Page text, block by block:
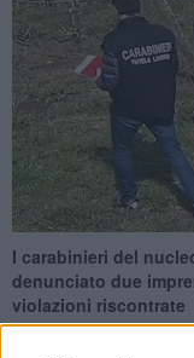
I carabinieri del
denunciato due
violazioni riscontrate